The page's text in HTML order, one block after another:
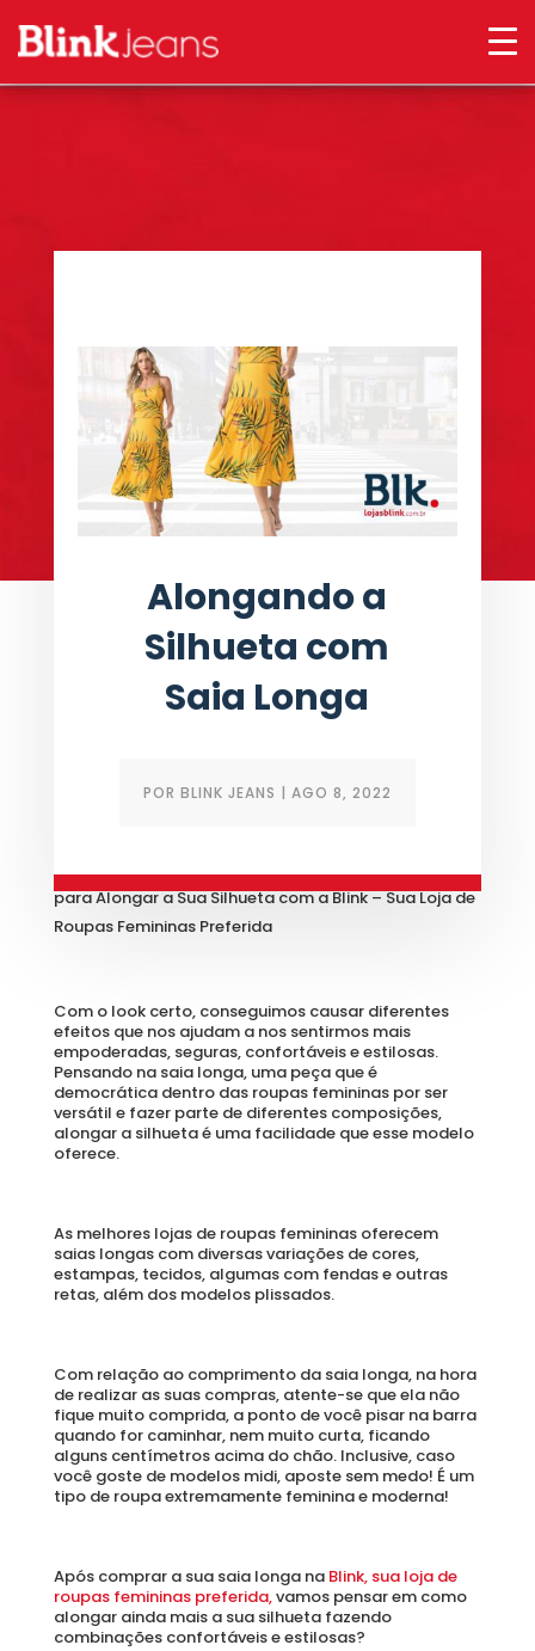
Alongando a
Silhueta com
Saia Longa
POR BLINK JEANS | AGO 8, 2022
Aprenda a Como Compor Looks Com Saia Longa
para Alongar a Sua Silhueta com a Blink – Sua Loja de
Roupas Femininas Preferida
Com o look certo, conseguimos causar diferentes
efeitos que nos ajudam a nos sentirmos mais
empoderadas, seguras, confortáveis e estilosas.
Pensando na saia longa, uma peça que é
democrática dentro das roupas femininas por ser
versátil e fazer parte de diferentes composições,
alongar a silhueta é uma facilidade que esse modelo
oferece.
As melhores lojas de roupas femininas oferecem
saias longas com diversas variações de cores,
estampas, tecidos, algumas com fendas e outras
retas, além dos modelos plissados.
Com relação ao comprimento da saia longa, na hora
de realizar as suas compras, atente-se que ela não
fique muito comprida, a ponto de você pisar na barra
quando for caminhar, nem muito curta, ficando
alguns centímetros acima do chão. Inclusive, caso
você goste de modelos midi, aposte sem medo! É um
tipo de roupa extremamente feminina e moderna!
Após comprar a sua saia longa na Blink, sua loja de
roupas femininas preferida, vamos pensar em como
alongar ainda mais a sua silhueta fazendo
combinações confortáveis e estilosas?